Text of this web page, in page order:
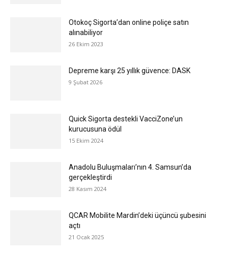
Otokoç Sigorta’dan online poliçe satın
alınabiliyor
26 Ekim 2023
Depreme karşı 25 yıllık güvence: DASK
9 Şubat 2026
Quick Sigorta destekli VacciZone’un
kurucusuna ödül
15 Ekim 2024
Anadolu Buluşmaları’nın 4. Samsun’da
gerçekleştirdi
28 Kasım 2024
QCAR Mobilite Mardin’deki üçüncü şubesini
açtı
21 Ocak 2025